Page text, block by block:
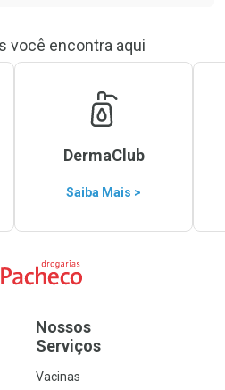
você encontra aqui
DermaClub
Saiba Mais >
a Home
Nossos
Serviços
Vacinas